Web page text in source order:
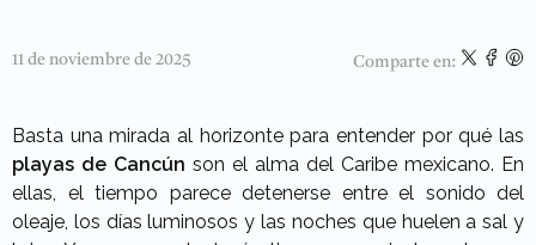
11 de noviembre de 2025 Comparte en:
Basta una mirada al horizonte para entender por qué las
playas de Cancún son el alma del Caribe mexicano. En
ellas, el tiempo parece detenerse entre el sonido del
oleaje, los días luminosos y las noches que huelen a sal y